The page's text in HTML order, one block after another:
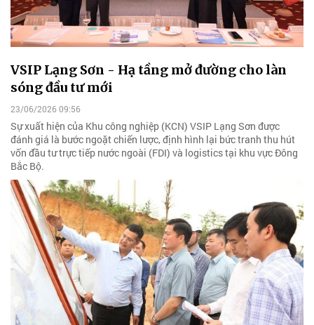
VSIP Lạng Sơn - Hạ tầng mở đường cho làn
sóng đầu tư mới
23/06/2026 09:56
Sự xuất hiện của Khu công nghiệp (KCN) VSIP Lạng Sơn được
đánh giá là bước ngoặt chiến lược, định hình lại bức tranh thu hút
vốn đầu tư trực tiếp nước ngoài (FDI) và logistics tại khu vực Đông
Bắc Bộ.